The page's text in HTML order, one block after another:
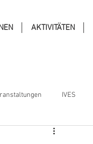
AKTIVITÄTEN
IVES